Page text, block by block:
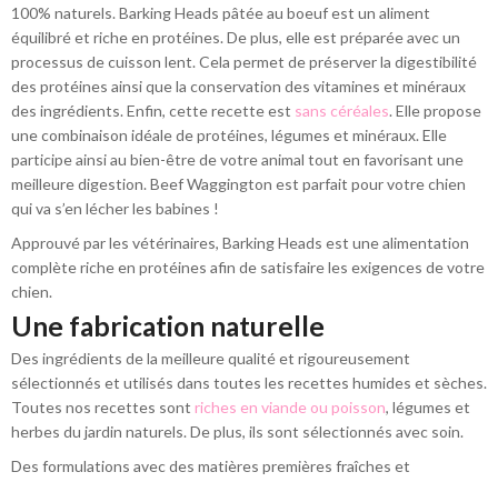
100% naturels. Barking Heads pâtée au boeuf est un aliment
équilibré et riche en protéines. De plus, elle est préparée avec un
processus de cuisson lent. Cela permet de préserver la digestibilité
des protéines ainsi que la conservation des vitamines et minéraux
des ingrédients. Enfin, cette recette est sans céréales. Elle propose
une combinaison idéale de protéines, légumes et minéraux. Elle
participe ainsi au bien-être de votre animal tout en favorisant une
meilleure digestion. Beef Waggington est parfait pour votre chien
qui va s’en lécher les babines !
Approuvé par les vétérinaires, Barking Heads est une alimentation
complète riche en protéines afin de satisfaire les exigences de votre
chien.
Une fabrication naturelle
Des ingrédients de la meilleure qualité et rigoureusement
sélectionnés et utilisés dans toutes les recettes humides et sèches.
Toutes nos recettes sont riches en viande ou poisson, légumes et
herbes du jardin naturels. De plus, ils sont sélectionnés avec soin.
Des formulations avec des matières premières fraîches et